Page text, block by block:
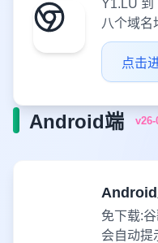
Y1.LU 到
八个域名
点击
Android端 v26-
免下载:
会自动提